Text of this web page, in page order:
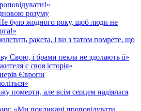
розуму
було жодного року, щоб люди не
ракета, і ви з татом помрете, що
Свою, і брами пекла не здолають її»
є своя історія»
Європи
померти, але всім серцем надіялася